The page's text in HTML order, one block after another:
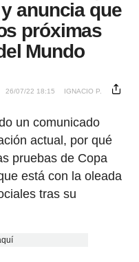
anuncia que
próximas
Mundo
26/07/22 18:15 IGNACIO P.
un comunicado
actual, por qué
pruebas de Copa
está con la oleada
tras su